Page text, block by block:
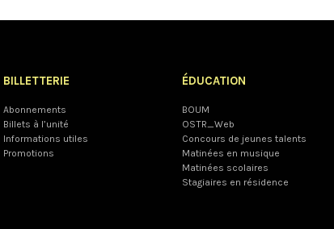
BILLETTERIE
Abonnements
Billets à l’unité
Informations utiles
Promotions
ÉDUCATION
BOUM
OSTR_Web
Concours de jeunes talents
Matinées en musique
Matinées scolaires
Stagiaires en résidence